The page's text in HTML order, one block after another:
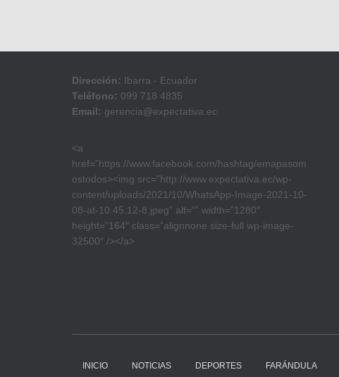
Dirección: Ibarra - Ecuador
Teléfono: 099 718 4835
Email: gerencia@expectativa.ec
<a
href=”https://www.facebook.com/hashtag/emapasom
ostodos><img src=”http://www.expectativa.ec/wp-
content/uploads/2021/10/WhatsApp-Image-2021-10-
08-at-10.45.12-8.jpeg” alt=”” width=”1280″
height=”164″ class=”alignnone size-full wp-image-
32500″ /></a>
INICIO NOTICIAS DEPORTES FARÁNDULA